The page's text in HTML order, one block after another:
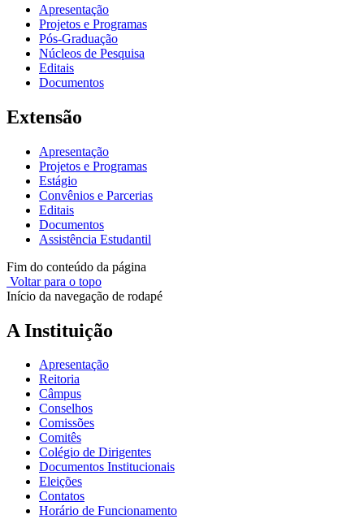
Apresentação
Projetos e Programas
Pós-Graduação
Núcleos de Pesquisa
Editais
Documentos
Extensão
Apresentação
Projetos e Programas
Estágio
Convênios e Parcerias
Editais
Documentos
Assistência Estudantil
Fim do conteúdo da página
Voltar para o topo
Início da navegação de rodapé
A Instituição
Apresentação
Reitoria
Câmpus
Conselhos
Comissões
Comitês
Colégio de Dirigentes
Documentos Institucionais
Eleições
Contatos
Horário de Funcionamento